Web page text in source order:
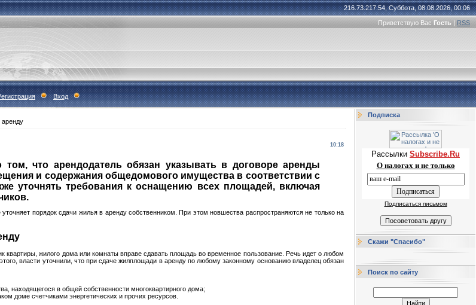
216.73.217.54, Суббота, 08.08.2026, 00:06
Приветствую Вас Гость | RSS
Вход
аренду
10:18
что арендодатель обязан указывать в договоре аренды
и содержания общедомового имущества в соответствии с
уточнять требования к оснащению всех площадей, включая
порядок сдачи жилья в аренду собственником. При этом новшества распространяются не только на
квартиры, жилого дома или комнаты вправе сдавать площадь во временное пользование. Речь идет о любом
власти уточнили, что при сдаче жилплощади в аренду по любому законному основанию владелец обязан
находящегося в общей собственности многоквартирного дома;
доме счетчиками энергетических и прочих ресурсов.
Подписка
Рассылки Subscribe.Ru
О налогах и не только
Подписаться письмом
Скажи "Спасибо"
Поиск по сайту